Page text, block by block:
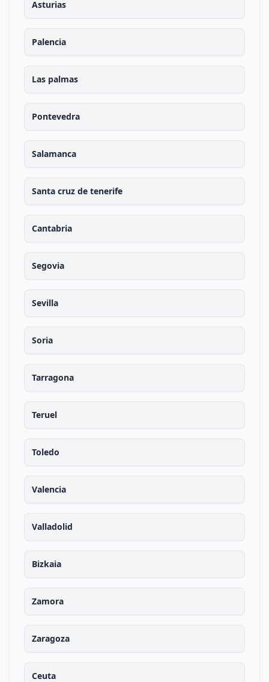
Asturias
Palencia
Las palmas
Pontevedra
Salamanca
Santa cruz de tenerife
Cantabria
Segovia
Sevilla
Soria
Tarragona
Teruel
Toledo
Valencia
Valladolid
Bizkaia
Zamora
Zaragoza
Ceuta